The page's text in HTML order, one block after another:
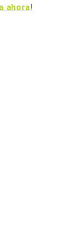
ahora!